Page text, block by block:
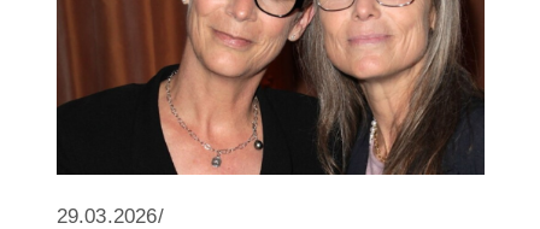
29.03.2026/